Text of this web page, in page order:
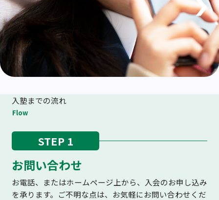
入塾までの流れ
Flow
STEP 1
お問い合わせ
お電話、またはホームページ上から、入会のお申し込み
を承ります。ご不明な点は、お気軽にお問い合わせくだ